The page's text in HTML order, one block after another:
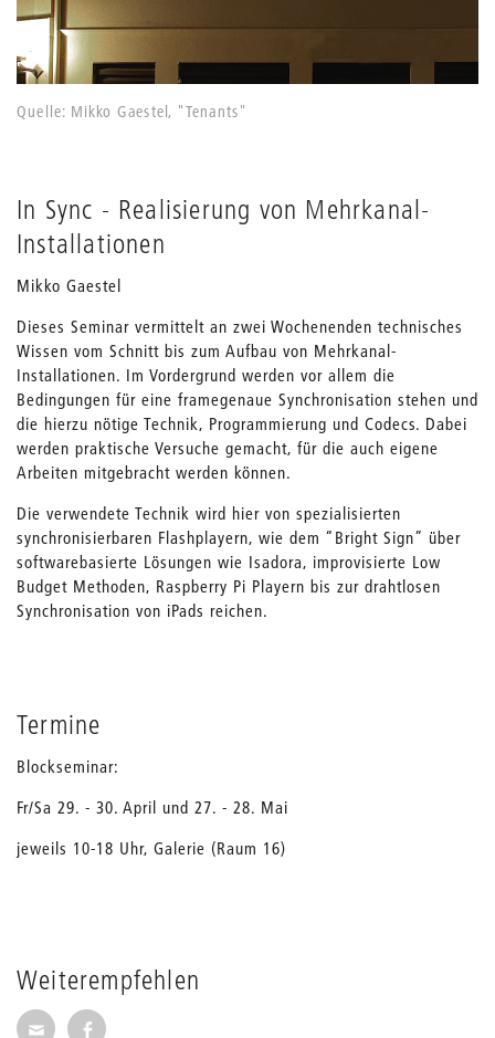
Weiterempfehlen
Seite per E-Mail weiterempfehlen
Seite auf Facebook weiterempfehlen
Quelle: Mikko Gaestel, "Tenants"
In Sync - Realisierung von Mehrkanal-
Installationen
Mikko Gaestel
Dieses Seminar vermittelt an zwei Wochenenden technisches
Wissen vom Schnitt bis zum Aufbau von Mehrkanal-
Installationen. Im Vordergrund werden vor allem die
Bedingungen für eine framegenaue Synchronisation stehen und
die hierzu nötige Technik, Programmierung und Codecs. Dabei
werden praktische Versuche gemacht, für die auch eigene
Arbeiten mitgebracht werden können.
Die verwendete Technik wird hier von spezialisierten
synchronisierbaren Flashplayern, wie dem “Bright Sign” über
softwarebasierte Lösungen wie Isadora, improvisierte Low
Budget Methoden, Raspberry Pi Playern bis zur drahtlosen
Synchronisation von iPads reichen.
Termine
Blockseminar:
Fr/Sa 29. - 30. April und 27. - 28. Mai
jeweils 10-18 Uhr, Galerie (Raum 16)